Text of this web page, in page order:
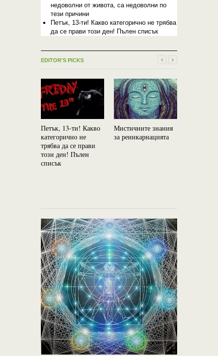
недоволни от живота, са недоволни по
тези причини
Петък, 13-ти! Какво категорично не трябва
да се прави този ден! Пълен списък
EDITOR'S PICKS
Петък, 13-ти! Какво
категорично не
трябва да се прави
този ден! Пълен
списък
Мистичните знания
за реинкарнацията